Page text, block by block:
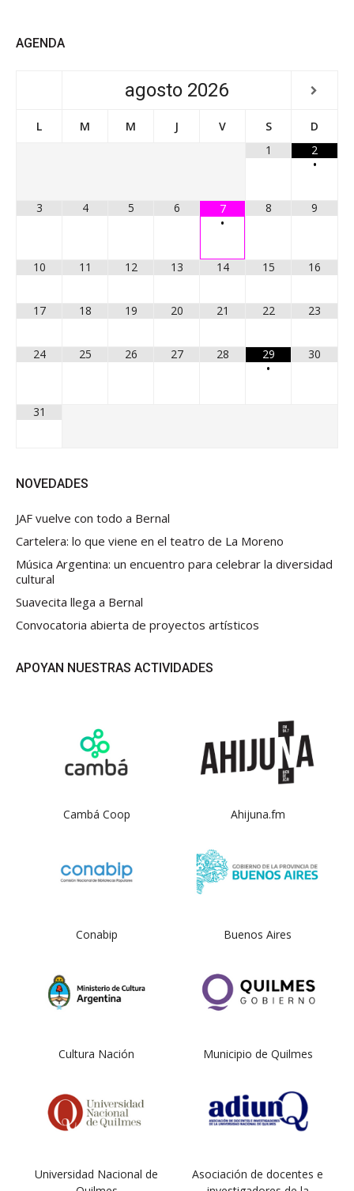
AGENDA
agosto 2026
L M M J V S
D
1
2
•
3 4 5 6
7
•
8 9
10 11 12 13 14 15 16
17 18 19 20 21 22 23
24 25 26 27 28
29
•
30
31
NOVEDADES
JAF vuelve con todo a Bernal
Cartelera: lo que viene en el teatro de La Moreno
Música Argentina: un encuentro para celebrar la diversidad
cultural
Suavecita llega a Bernal
Convocatoria abierta de proyectos artísticos
APOYAN NUESTRAS ACTIVIDADES
Cambá Coop Ahijuna.fm
Conabip Buenos Aires
Cultura Nación Municipio de Quilmes
Universidad Nacional de
Asociación de docentes e